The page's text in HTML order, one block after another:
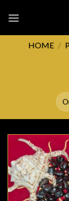
HOME /